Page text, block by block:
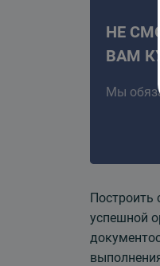
НЕ
ВАМ
Мы
Построить
успешной